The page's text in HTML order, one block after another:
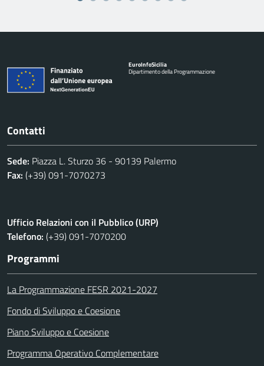
EuroInfoSicilia
Dipartimento della Programmazione
Contatti
Sede: Piazza L. Sturzo 36 - 90139 Palermo
Fax: (+39) 091-7070273
Ufficio Relazioni con il Pubblico (URP)
Telefono: (+39) 091-7070200
Programmi
La Programmazione FESR 2021-2027
Fondo di Sviluppo e Coesione
Piano Sviluppo e Coesione
Programma Operativo Complementare